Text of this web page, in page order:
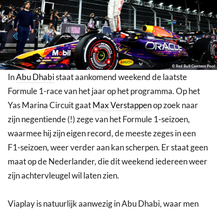
© Red Bull Content Pool
InAbu Dhabistaat aankomend weekend de laatste
Formule 1-race van het jaar op het programma. Op het
Yas Marina Circuit gaatMax Verstappenop zoek naar
zijn negentiende (!) zege van het Formule 1-seizoen,
waarmee hij zijn eigen record, de meeste zeges in een
F1-seizoen, weer verder aan kan scherpen. Er staat geen
maat op de Nederlander, die dit weekend iedereen weer
zijn achtervleugel wil laten zien.
Viaplay is natuurlijk aanwezig in Abu Dhabi, waar men